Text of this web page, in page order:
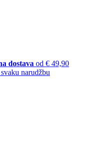
dostava od € 49,90
narudžbu